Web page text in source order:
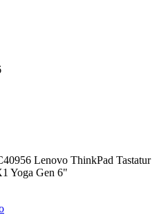
Lenovo ThinkPad Tastatur
Yoga Gen 6"